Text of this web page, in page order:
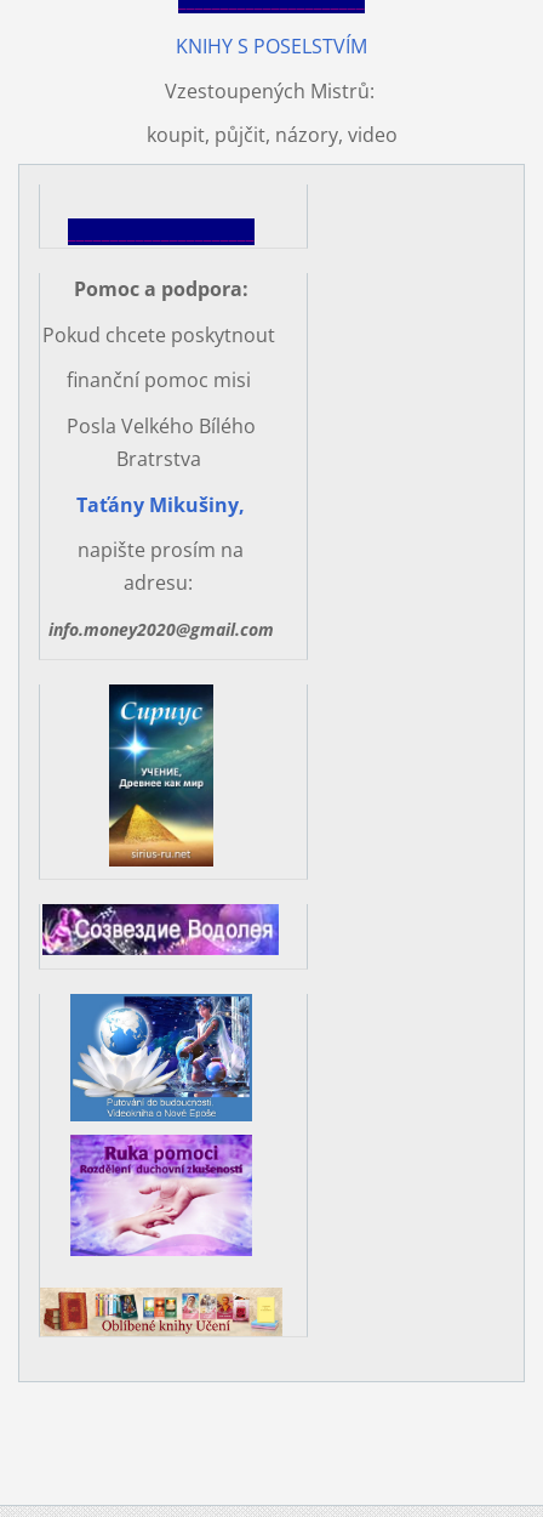
KNIHY S POSELSTVÍM
Vzestoupených Mistrů:
koupit, půjčit, názory, video
Pomoc a podpora:
Pokud chcete poskytnout
finanční pomoc misi
Posla Velkého Bílého
Bratrstva
Taťány Mikušiny,
napište prosím na
adresu:
info.money2020@gmail.com